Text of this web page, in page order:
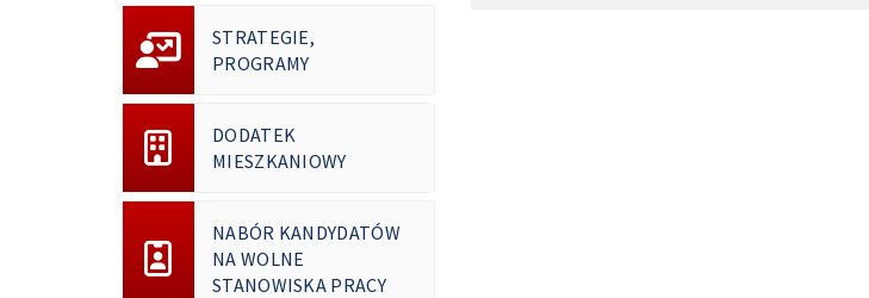
STRATEGIE,
PROGRAMY
DODATEK
MIESZKANIOWY
NABÓR KANDYDATÓW
NA WOLNE
STANOWISKA PRACY